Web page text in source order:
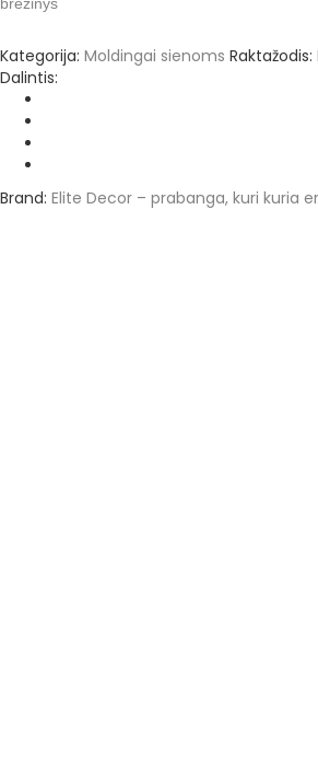
Kategorija: Moldingai sienoms Raktažodis:
Dalintis:
Brand: Elite Decor – prabanga, kuri kuria